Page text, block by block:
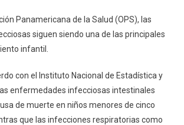
Panamericana de la Salud (OPS), las
siguen siendo una de las principales
infantil.
con el Instituto Nacional de Estadística y
enfermedades infecciosas intestinales
de muerte en niños menores de cinco
que las infecciones respiratorias como